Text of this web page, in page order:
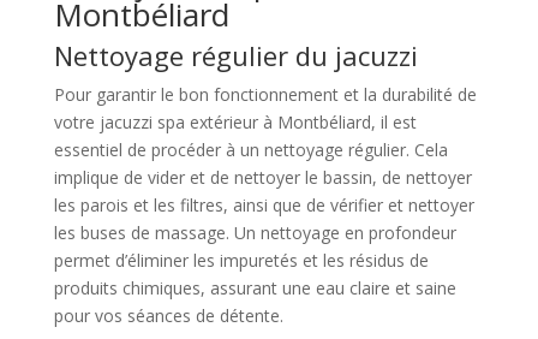
Montbéliard
Nettoyage régulier du jacuzzi
Pour garantir le bon fonctionnement et la durabilité de
votre jacuzzi spa extérieur à Montbéliard, il est
essentiel de procéder à un nettoyage régulier. Cela
implique de vider et de nettoyer le bassin, de nettoyer
les parois et les filtres, ainsi que de vérifier et nettoyer
les buses de massage. Un nettoyage en profondeur
permet d’éliminer les impuretés et les résidus de
produits chimiques, assurant une eau claire et saine
pour vos séances de détente.